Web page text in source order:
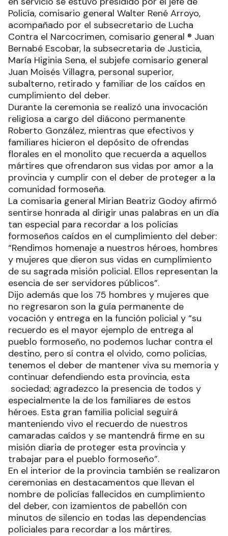
Policía, comisario general Walter René Arroyo,
acompañado por el subsecretario de Lucha
Contra el Narcocrimen, comisario general ® Juan
Bernabé Escobar, la subsecretaria de Justicia,
María Higinia Sena, el subjefe comisario general
Juan Moisés Villagra, personal superior,
subalterno, retirado y familiar de los caídos en
cumplimiento del deber.
Durante la ceremonia se realizó una invocación
religiosa a cargo del diácono permanente
Roberto González, mientras que efectivos y
familiares hicieron el depósito de ofrendas
florales en el monolito que recuerda a aquellos
mártires que ofrendaron sus vidas por amor a la
provincia y cumplir con el deber de proteger a la
comunidad formoseña.
La comisaria general Mirian Beatriz Godoy afirmó
sentirse honrada al dirigir unas palabras en un día
tan especial para recordar a los policías
formoseños caídos en el cumplimiento del deber:
“Rendimos homenaje a nuestros héroes, hombres
y mujeres que dieron sus vidas en cumplimiento
de su sagrada misión policial. Ellos representan la
esencia de ser servidores públicos”.
Dijo además que los 75 hombres y mujeres que
no regresaron son la guía permanente de
vocación y entrega en la función policial y “su
recuerdo es el mayor ejemplo de entrega al
pueblo formoseño, no podemos luchar contra el
destino, pero sí contra el olvido, como policías,
tenemos el deber de mantener viva su memoria y
continuar defendiendo esta provincia, esta
sociedad; agradezco la presencia de todos y
especialmente la de los familiares de estos
héroes. Esta gran familia policial seguirá
manteniendo vivo el recuerdo de nuestros
camaradas caídos y se mantendrá firme en su
misión diaria de proteger esta provincia y
trabajar para el pueblo formoseño”.
En el interior de la provincia también se realizaron
ceremonias en destacamentos que llevan el
nombre de policías fallecidos en cumplimiento
del deber, con izamientos de pabellón con
minutos de silencio en todas las dependencias
policiales para recordar a los mártires.